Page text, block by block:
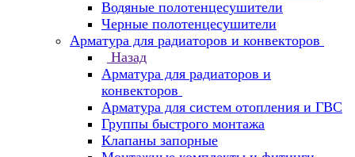
Водяные полотенцесушители
Черные полотенцесушители
Арматура для радиаторов и конвекторов
Назад
Арматура для радиаторов и
конвекторов
Арматура для систем отопления и ГВС
Группы быстрого монтажа
Клапаны запорные